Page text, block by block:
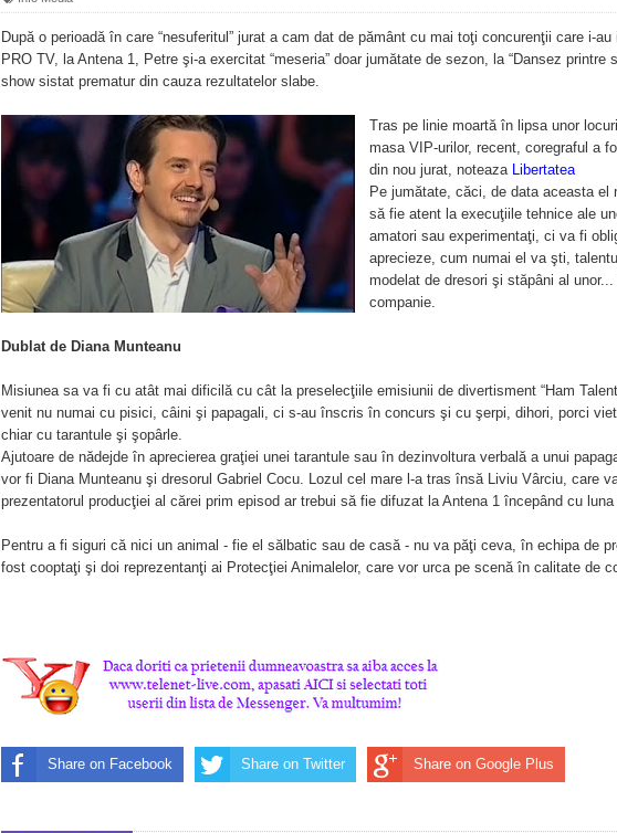
După o perioadă în care “nesuferitul” jurat a cam dat de pământ cu mai toţi concurenţii care i-
PRO TV, la Antena 1, Petre şi-a exercitat “meseria” doar jumătate de sezon, la “Dansez printre
show sistat prematur din cauza rezultatelor slabe.
Tras pe linie moartă în lipsa unor
masa VIP-urilor, recent, coregraful a
din nou jurat, noteaza Libertatea
Pe jumătate, căci, de data aceasta el
să fie atent la execuţiile tehnice ale
amatori sau experimentaţi, ci va fi
aprecieze, cum numai el va şti,
modelat de dresori şi stăpâni al
companie.
Dublat de Diana Munteanu
Misiunea sa va fi cu atât mai dificilă cu cât la preselecţiile emisiunii de divertisment “Ham
venit nu numai cu pisici, câini şi papagali, ci s-au înscris în concurs şi cu şerpi, dihori, porci
chiar cu tarantule şi şopârle.
Ajutoare de nădejde în aprecierea graţiei unei tarantule sau în dezinvoltura verbală a unui
vor fi Diana Munteanu şi dresorul Gabriel Cocu. Lozul cel mare l-a tras însă Liviu Vârciu, care
prezentatorul producţiei al cărei prim episod ar trebui să fie difuzat la Antena 1 începând cu luna
Pentru a fi siguri că nici un animal - fie el sălbatic sau de casă - nu va păţi ceva, în echipa de
fost cooptaţi şi doi reprezentanţi ai Protecţiei Animalelor, care vor urca pe scenă în calitate de
Share on Facebook Share on Twitter Share on Google Plus